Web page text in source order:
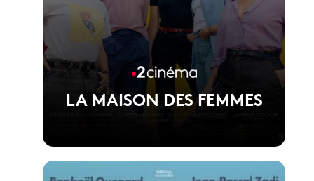
LA MAISON DES FEMMES